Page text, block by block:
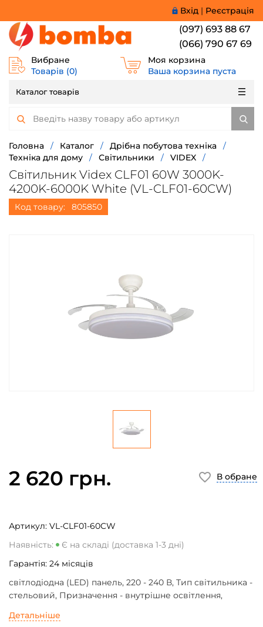
Вхід | Реєстрація
(097) 693 88 67
(066) 790 67 69
Вибране
Товарів (0)
Моя корзина
Ваша корзина пуста
Каталог товарів
Головна / Каталог / Дрібна побутова техніка
/
Техніка для дому
/ Світильники / VIDEX /
Світильник Videx CLF01 60W 3000K-
4200K-6000K White (VL-CLF01-60CW)
Код товару: 805850
2 620 грн.
Артикул: VL-CLF01-60CW
Наявність:
Є на складі (доставка 1-3 дні)
Гарантія: 24 місяців
світлодіодна (LED) панель, 220 - 240 В, Тип світильника -
стельовий, Призначення - внутрішне освітлення,
60 Вт, 5400 Лм, 3000 - 6000 K, Smart-керування - немає,
Детальніше
В обране